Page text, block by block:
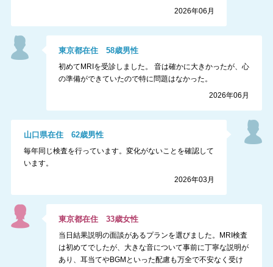
2026年06月
東京都在住58歳男性
初めてMRIを受診しました。 音は確かに大きかったが、心
の準備ができていたので特に問題はなかった。
2026年06月
山口県在住 62歳男性
毎年同じ検査を行っています。変化がないことを確認して
います。
2026年03月
東京都在住33歳女性
当日結果説明の面談があるプランを選びました。MRI検査
は初めてでしたが、大きな音について事前に丁寧な説明が
あり、耳当てやBGMといった配慮も万全で不安なく受け